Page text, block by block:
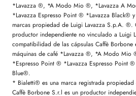
*Lavazza ®, *A Modo Mio ®, *Lavazza A
*Lavazza Espresso Point ® *Lavazza
marcas propiedad de Luigi Lavazza S.p.A. ®.
productor independiente no vinculado a Luigi
compatibilidad de las cápsulas Caffè Borbone
máquinas de café *Lavazza ®, *A Modo
*Espresso Point ® *Lavazza Espresso Point
Blue®.
* Bialetti® es una marca registrada
Caffè Borbone S.r.l es un productor